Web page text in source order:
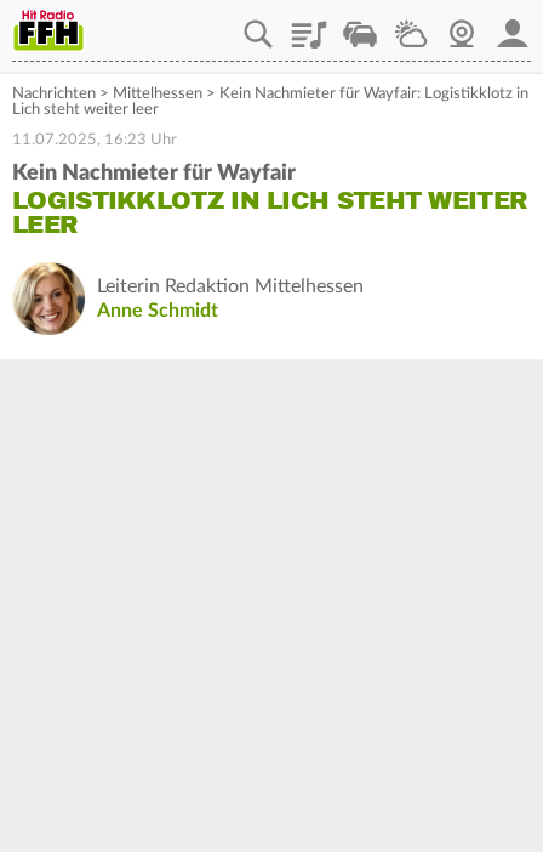
PlaylistStaupilotWetterWebcam
Nachrichten > Mittelhessen > Kein Nachmieter für Wayfair: Logistikklotz in
Lich steht weiter leer
11.07.2025, 16:23 Uhr
Kein Nachmieter für Wayfair
LOGISTIKKLOTZ IN LICH STEHT WEITER
LEER
Leiterin Redaktion Mittelhessen
Anne Schmidt